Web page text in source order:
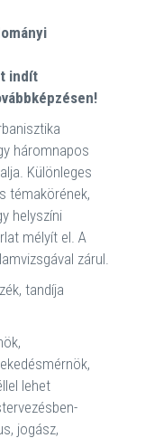
indít
háromnapos
Különleges
témakörének,
helyszíni
mélyít el. A
zárul.
tandíja
lehet
jogász,